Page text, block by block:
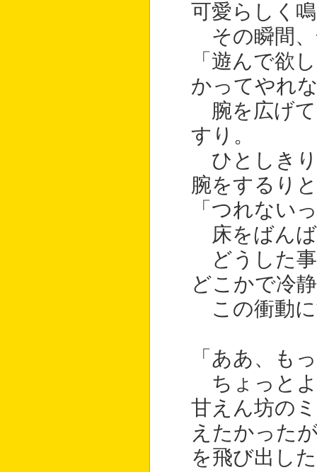
可愛らしく
その瞬間、
「遊んで
かってやれ
腕を広げて
すり。
ひとしきり
腕をするり
「つれない
床をばんば
どうした
どこかで冷
この衝動に
「ああ、も
ちょっとよ
甘えん坊の
えたかった
を飛び出し